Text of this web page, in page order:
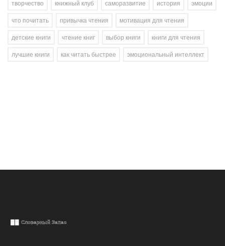
творчество
книжный клуб саморазвитие история
эмоции
что почитать
привычка чтения
мотивация для чтения
детские книги
чтение книг выбор книги
книги для чтения
лучшие книги
как читать быстрее эмоциональный интеллект